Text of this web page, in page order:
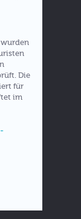
Die
für
im